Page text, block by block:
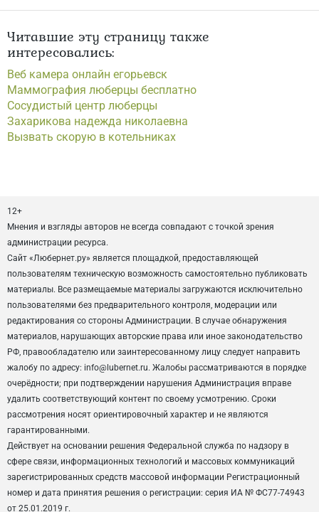
Читавшие эту страницу также
интересовались:
Веб камера онлайн егорьевск
Маммография люберцы бесплатно
Сосудистый центр люберцы
Захарикова надежда николаевна
Вызвать скорую в котельниках
12+
Мнения и взгляды авторов не всегда совпадают с точкой зрения
администрации ресурса.
Сайт «Любернет.ру» является площадкой, предоставляющей
пользователям техническую возможность самостоятельно публиковать
материалы. Все размещаемые материалы загружаются исключительно
пользователями без предварительного контроля, модерации или
редактирования со стороны Администрации. В случае обнаружения
материалов, нарушающих авторские права или иное законодательство
РФ, правообладателю или заинтересованному лицу следует направить
жалобу по адресу: info@lubernet.ru. Жалобы рассматриваются в порядке
очерёдности; при подтверждении нарушения Администрация вправе
удалить соответствующий контент по своему усмотрению. Сроки
рассмотрения носят ориентировочный характер и не являются
гарантированными.
Действует на основании решения Федеральной служба по надзору в
сфере связи, информационных технологий и массовых коммуникаций
зарегистрированных средств массовой информации Регистрационный
номер и дата принятия решения о регистрации: серия ИА № ФС77-74943
от 25.01.2019 г.